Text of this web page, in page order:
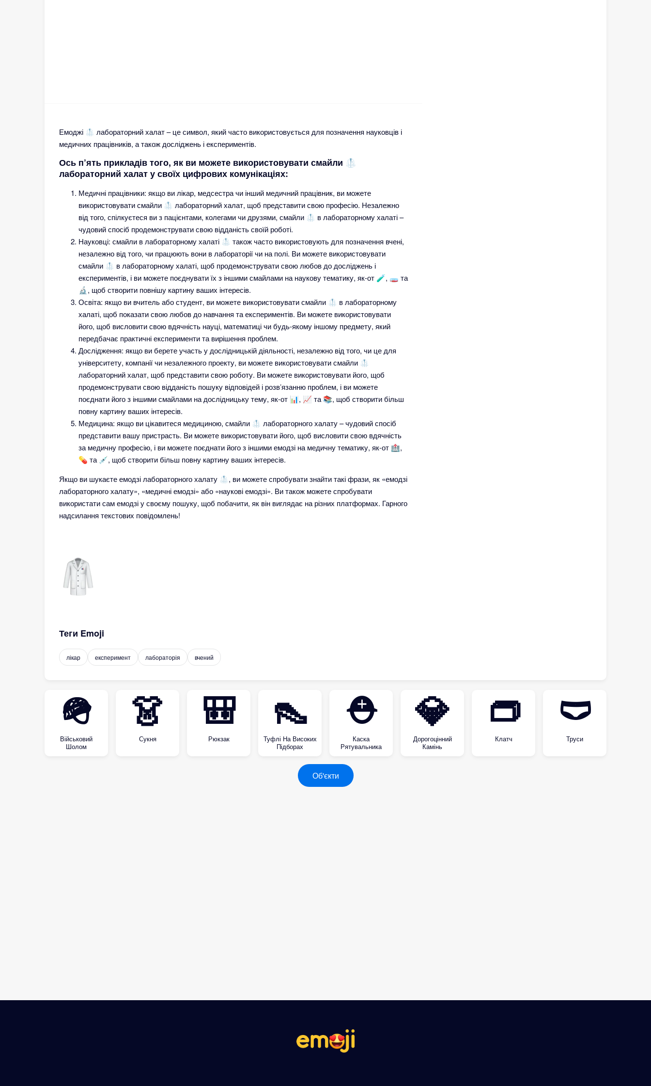
Емоджі 🥼 лабораторний халат – це символ, який часто використовується для позначення науковців і
медичних працівників, а також досліджень і експериментів.
Ось п’ять прикладів того, як ви можете використовувати смайли 🥼
лабораторний халат у своїх цифрових комунікаціях:
Медичні працівники: якщо ви лікар, медсестра чи інший медичний працівник, ви можете
використовувати смайли 🥼 лабораторний халат, щоб представити свою професію. Незалежно
від того, спілкуєтеся ви з пацієнтами, колегами чи друзями, смайли 🥼 в лабораторному халаті –
чудовий спосіб продемонструвати свою відданість своїй роботі.
Науковці: смайли в лабораторному халаті 🥼 також часто використовують для позначення вчені,
незалежно від того, чи працюють вони в лабораторії чи на полі. Ви можете використовувати
смайли 🥼 в лабораторному халаті, щоб продемонструвати свою любов до досліджень і
експериментів, і ви можете поєднувати їх з іншими смайлами на наукову тематику, як-от 🧪, 🧫 та
🔬, щоб створити повнішу картину ваших інтересів.
Освіта: якщо ви вчитель або студент, ви можете використовувати смайли 🥼 в лабораторному
халаті, щоб показати свою любов до навчання та експериментів. Ви можете використовувати
його, щоб висловити свою вдячність науці, математиці чи будь-якому іншому предмету, який
передбачає практичні експерименти та вирішення проблем.
Дослідження: якщо ви берете участь у дослідницькій діяльності, незалежно від того, чи це для
університету, компанії чи незалежного проекту, ви можете використовувати смайли 🥼
лабораторний халат, щоб представити свою роботу. Ви можете використовувати його, щоб
продемонструвати свою відданість пошуку відповідей і розв’язанню проблем, і ви можете
поєднати його з іншими смайлами на дослідницьку тему, як-от 📊, 📈 та 📚, щоб створити більш
повну картину ваших інтересів.
Медицина: якщо ви цікавитеся медициною, смайли 🥼 лабораторного халату – чудовий спосіб
представити вашу пристрасть. Ви можете використовувати його, щоб висловити свою вдячність
за медичну професію, і ви можете поєднати його з іншими емодзі на медичну тематику, як-от 🏥,
💊 та 💉, щоб створити більш повну картину ваших інтересів.
Якщо ви шукаєте емодзі лабораторного халату 🥼, ви можете спробувати знайти такі фрази, як «емодзі
лабораторного халату», «медичні емодзі» або «наукові емодзі». Ви також можете спробувати
використати сам емодзі у своєму пошуку, щоб побачити, як він виглядає на різних платформах. Гарного
надсилання текстових повідомлень!
Теги Emoji
лікар експеримент лабораторія вчений
🪖
Військовий
Шолом
👗
Сукня
🎒
Рюкзак
👠
Туфлі На Високих
Підборах
⛑
Каска
Рятувальника
💎
Дорогоцінний
Камінь
👝
Клатч
🩲
Труси
Об'єкти